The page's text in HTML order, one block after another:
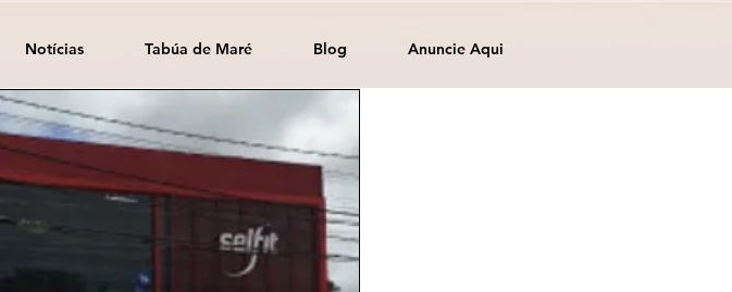
Notícias Tabúa de Maré Blog Anuncie Aqui